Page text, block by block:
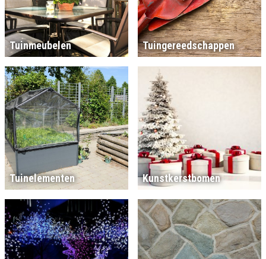
Tuinmeubelen Tuingereedschappen
Tuinelementen Kunstkerstbomen